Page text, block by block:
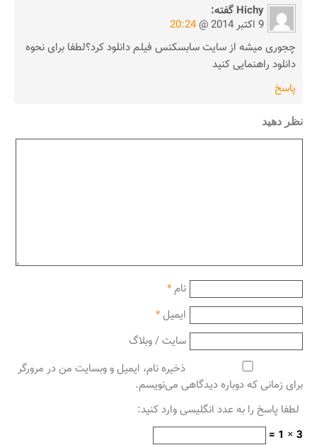
Hichy گفته:
9 اکتبر 2014 @
20:24
چجوری میشه از سایت سابسکنس فیلم دانلود کرد؟لطفا برای نحوه
دانلود راهنمایی کنید
پاسخ
نظر دهید
نام*
ایمیل*
سایت / وبلاگ
ذخیره نام، ایمیل و وبسایت من در مرورگر
برای زمانی که دوباره دیدگاهی می‌نویسم.
لطفا پاسخ را به عدد انگلیسی وارد کنید:
3 × 1 =